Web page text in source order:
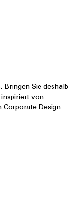
Bringen Sie deshalb
inspiriert von
Corporate Design